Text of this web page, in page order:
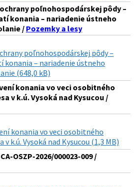
poľnohospodárskej pôdy –
konania – nariadenie ústneho
/ Pozemky a lesy
poľnohospodárskej pôdy –
konania – nariadenie ústneho
(648,0 kB)
konania vo veci osobitného
v k.ú. Vysoká nad Kysucou /
konania vo veci osobitného
k.ú. Vysoká nad Kysucou (1,3 MB)
OSZP-2026/000023-009 /